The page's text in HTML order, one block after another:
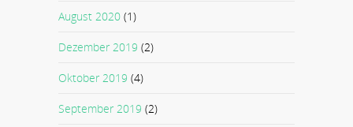
August 2020 (1)
Dezember 2019 (2)
Oktober 2019 (4)
September 2019 (2)